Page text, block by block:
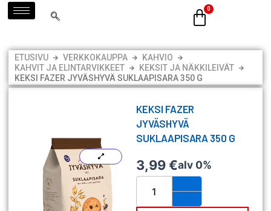
Siirry
sisältöön
ETUSIVU VERKKOKAUPPA
KAHVIO
KAHVIT JA ELINTARVIKKEET
KEKSIT JA NÄKKILEIVÄT
KEKSI FAZER JYVÄSHYVÄ SUKLAAPISARA 350 G
KEKSI FAZER
JYVÄSHYVÄ
SUKLAAPISARA 350 G
3,99€alv 0%
Keksi
Fazer
Jyväshyvä